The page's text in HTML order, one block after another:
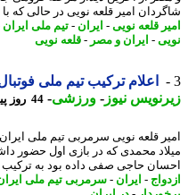
امیر قلعه نویی در حالی که با ...
قلعه نویی-ایران - تیم ملی ایران -
-ایران و مصر-قلعه نویی
اعلام ترکیب تیم ملی فوتبال
نیوز-ورزشی-44 روز پیش - شنبه 6 تیر 1405، 07:03
قلعه نویی سرمربی تیم ملی ایران
محمدی که در بازی اول حضور داشت و
حاجی صفی داده بود به ترکیب
-ایران - سرمربی تیم ملی ایران -